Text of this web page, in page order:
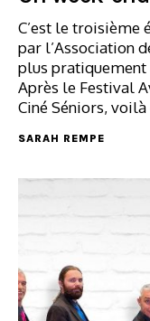
C’est le troisième
par l’Association
plus pratiquement
Après le Festival
Ciné Séniors,
SARAH REMPE